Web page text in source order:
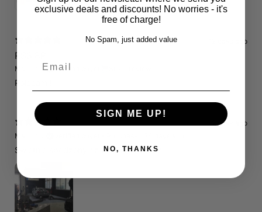
12 days ago
RS3 8P
Marcin J. Verified buyer
Polecam !
12 days ago
Marcin J.
Świetnie spedzony czas , Pozdrawiam
exclusive deals and discounts! No worries - it's
free of charge!
No Spam, just added value
SIGN ME UP!
NO, THANKS